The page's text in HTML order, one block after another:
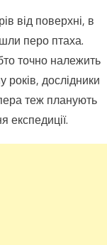
від поверхні, в
перо птаха.
точно належить
років, дослідники
теж планують
експедиції.